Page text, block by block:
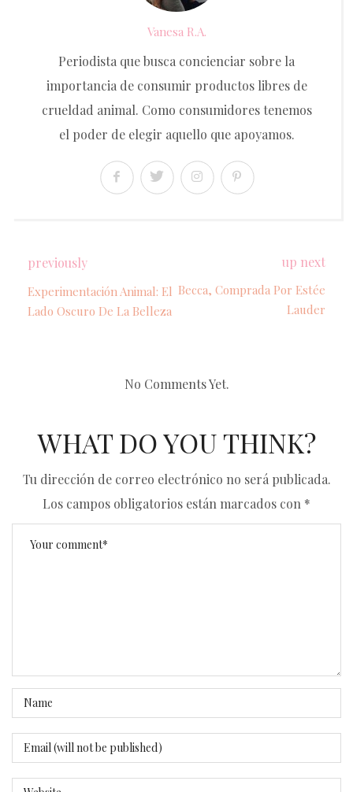
Vanesa R.A.
Periodista que busca concienciar sobre la
importancia de consumir productos libres de
crueldad animal. Como consumidores tenemos
el poder de elegir aquello que apoyamos.
previously
Experimentación Animal: El
Lado Oscuro De La Belleza
up next
Becca, Comprada Por Estée
Lauder
No Comments Yet.
WHAT DO YOU THINK?
Tu dirección de correo electrónico no será publicada.
Los campos obligatorios están marcados con *